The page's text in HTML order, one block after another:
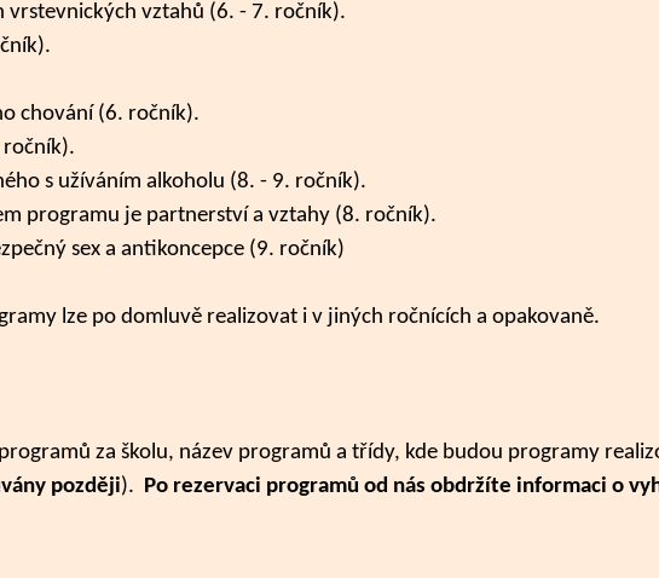
vztahů (6. - 7. ročník).
chování (6. ročník).
s užíváním alkoholu (8. - 9. ročník).
programu je partnerství a vztahy (8. ročník).
sex a antikoncepce (9. ročník)
lze po domluvě realizovat i v jiných ročnících a opakovaně.
za školu, název programů a třídy, kde budou programy
později). Po rezervaci programů od nás obdržíte informaci o